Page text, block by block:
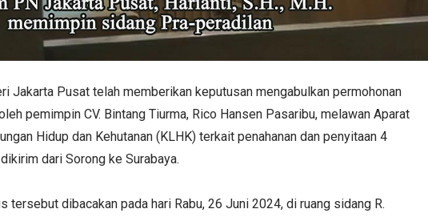
Jakarta Pusat telah memberikan keputusan mengabulkan permohonan
pemimpin CV. Bintang Tiurma, Rico Hansen Pasaribu, melawan Aparat
Hidup dan Kehutanan (KLHK) terkait penahanan dan penyitaan 4
dari Sorong ke Surabaya.
tersebut dibacakan pada hari Rabu, 26 Juni 2024, di ruang sidang R.